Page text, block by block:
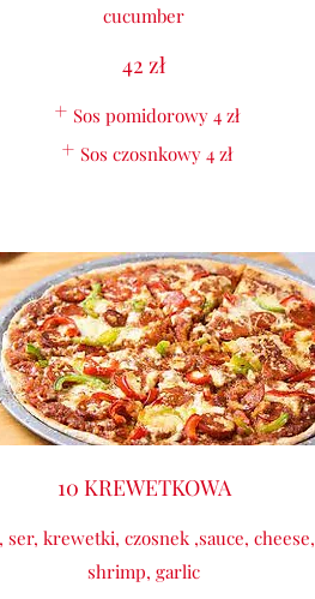
cucumber
42 zł
Sos pomidorowy 4 zł
Sos czosnkowy 4 zł
10 KREWETKOWA
ser, krewetki, czosnek ,sauce, cheese,
shrimp, garlic